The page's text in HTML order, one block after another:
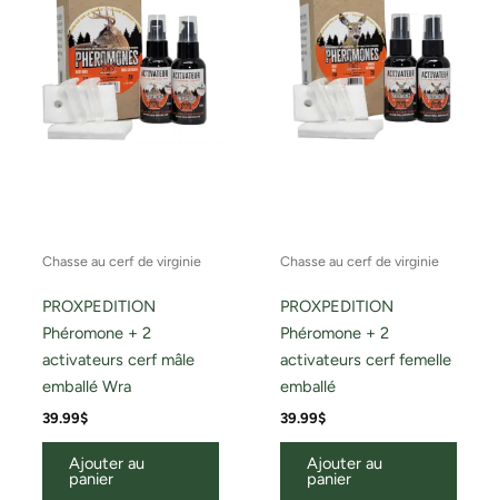
Chasse au cerf de virginie
PROXPEDITION
Phéromone + 2
activateurs cerf mâle
emballé Wra
39.99$
Ajouter au
panier
Chasse au cerf de virginie
PROXPEDITION
Phéromone + 2
activateurs cerf femelle
emballé
39.99$
Ajouter au
panier